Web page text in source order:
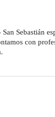
Sebastián
con